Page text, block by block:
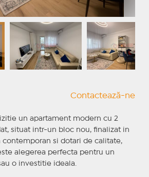
Contactează-ne
un apartament modern cu 2
situat intr-un bloc nou, finalizat in
contemporan si dotari de calitate,
alegerea perfecta pentru un
o investitie ideala.